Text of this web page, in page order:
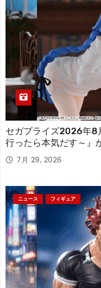
セガプライズ2026年8
行ったら本気だす～』
アが登場！
7月 29, 2026
ニュース フィギュア